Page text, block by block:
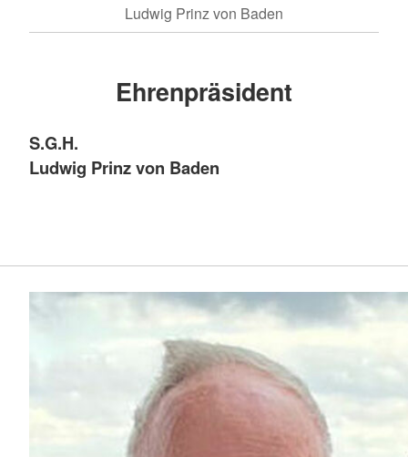
Ludwig Prinz von Baden
Ehrenpräsident
S.G.H.
Ludwig Prinz von Baden